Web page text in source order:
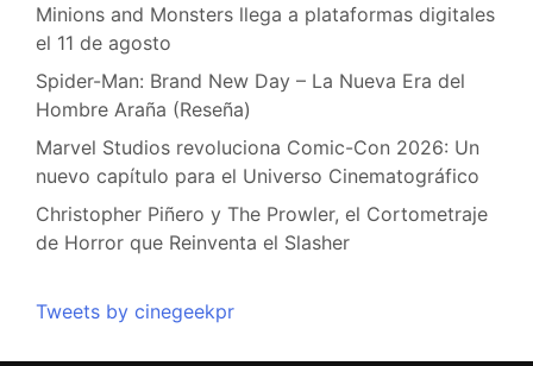
Minions and Monsters llega a plataformas digitales
el 11 de agosto
Spider-Man: Brand New Day – La Nueva Era del
Hombre Araña (Reseña)
Marvel Studios revoluciona Comic-Con 2026: Un
nuevo capítulo para el Universo Cinematográfico
Christopher Piñero y The Prowler, el Cortometraje
de Horror que Reinventa el Slasher
Tweets by cinegeekpr